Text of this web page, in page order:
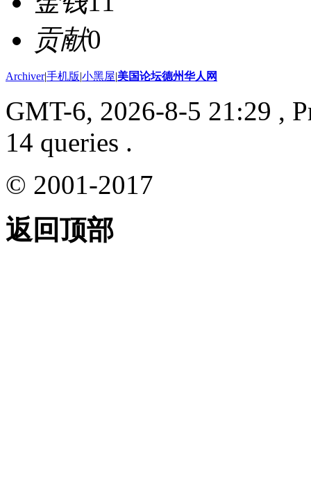
贡献0
Archiver|手机版|小黑屋|美国论坛德州华人网
GMT-6, 2026-8-5 21:29 ,
14 queries .
© 2001-2017
返回顶部